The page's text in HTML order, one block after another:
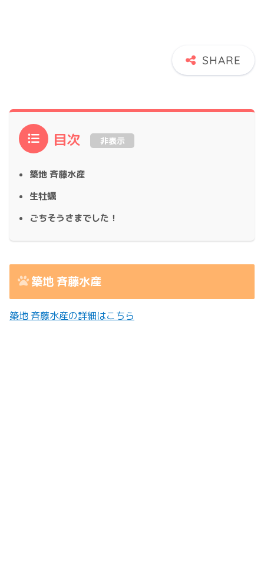
目次 非表示
築地 斉藤水産
生牡蠣
ごちそうさまでした！
築地 斉藤水産
築地 斉藤水産の詳細はこちら